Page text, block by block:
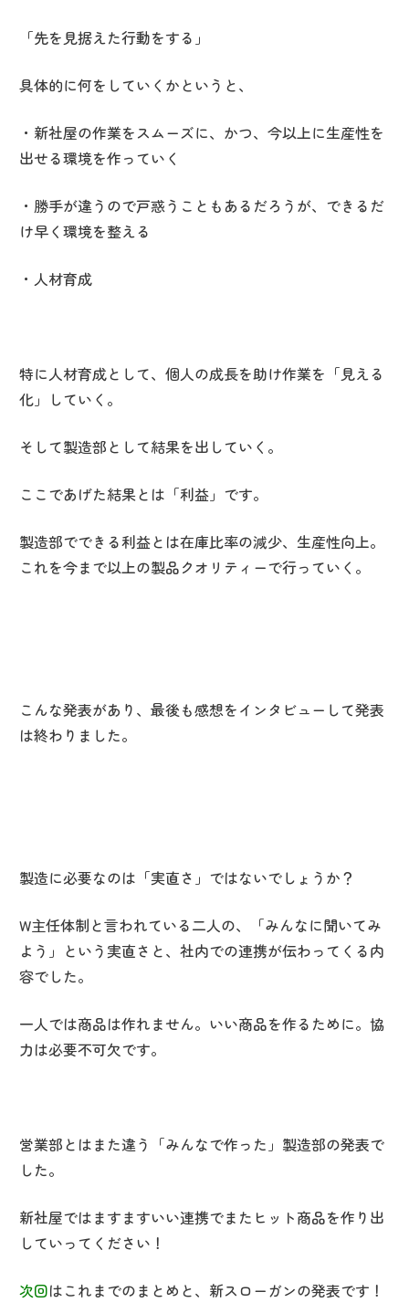
「先を見据えた行動をする」
具体的に何をしていくかというと、
・新社屋の作業をスムーズに、かつ、今以上に生産性を
出せる環境を作っていく
・勝手が違うので戸惑うこともあるだろうが、できるだ
け早く環境を整える
・人材育成
特に人材育成として、個人の成長を助け作業を「見える
化」していく。
そして製造部として結果を出していく。
ここであげた結果とは「利益」です。
製造部でできる利益とは在庫比率の減少、生産性向上。
これを今まで以上の製品クオリティーで行っていく。
こんな発表があり、最後も感想をインタビューして発表
は終わりました。
製造に必要なのは「実直さ」ではないでしょうか？
W主任体制と言われている二人の、「みんなに聞いてみ
よう」という実直さと、社内での連携が伝わってくる内
容でした。
一人では商品は作れません。いい商品を作るために。協
力は必要不可欠です。
営業部とはまた違う「みんなで作った」製造部の発表で
した。
新社屋ではますますいい連携でまたヒット商品を作り出
していってください！
次回はこれまでのまとめと、新スローガンの発表です！